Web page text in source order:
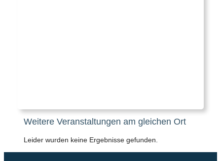
Weitere Veranstaltungen am gleichen Ort
Leider wurden keine Ergebnisse gefunden.